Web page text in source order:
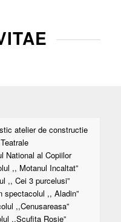
atelier de constructie
National al Copiilor
,, Motanul Incaltat”
,, Cei 3 purcelusi”
spectacolul ,, Aladin”
,,Cenusareasa”
,,Scufita Rosie”